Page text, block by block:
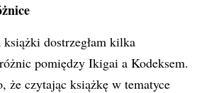
dostrzegłam kilka
pomiędzy Ikigai a Kodeksem.
że czytając książkę w tematyce